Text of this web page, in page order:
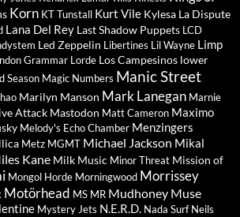
Korn KT Tunstall Kurt Vile Kylesa La Dispute
Lana Del Rey Last Shadow Puppets LCD
Led Zeppelin Libertines Lil Wayne Limp
Grammar Lorde Los Campesinos lower
Season Magic Numbers Manic Street
Marilyn Manson Mark Lanegan Marnie
Attack Mastodon Matt Cameron Maximo
Melody's Echo Chamber Menzingers
Metz MGMT Michael Jackson Mikal
Kane Milk Music Minor Threat Mission of
Mongol Horde Morningwood Morrissey
Motörhead MS MR Mudhoney Muse
Mystery Jets N.E.R.D. Nada Surf Neils